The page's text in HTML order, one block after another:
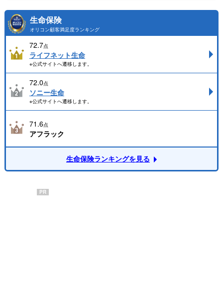
生命保険
オリコン顧客満足度ランキング
72.7点
ライフネット生命
※公式サイトへ遷移します。
72.0点
ソニー生命
※公式サイトへ遷移します。
71.6点
アフラック
生命保険ランキングを見る
PR